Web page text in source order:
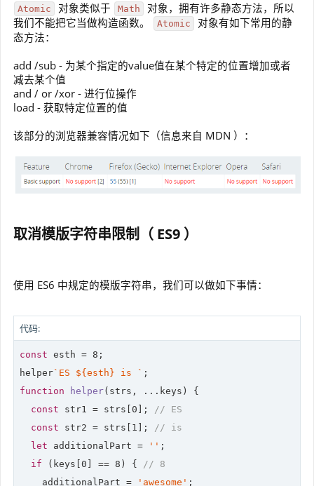
Atomic 对象类似于 Math
对象，拥有许多静态方法，所以
我们不能把它当做构造函数。
Atomic
对象有如下常用的静
态方法：
add /sub - 为某个指定的value值在某个特定的位置增加或者
减去某个值
and / or /xor - 进行位操作
load - 获取特定位置的值
该部分的浏览器兼容情况如下（信息来自 MDN ）：
取消模版字符串限制（ ES9 ）
使用 ES6 中规定的模版字符串，我们可以做如下事情：
代码:
const esth = 8 ;
helper`ES ${esth} is `
function
helper( strs, ...keys ) {
const str1 = strs[ 0 ];
// ES
const str2 = strs[ 1 ];
// is
let additionalPart = '' ;
if (keys[ 0 ] == 8 ) {
// 8
    additionalPart =
'awesome' ;